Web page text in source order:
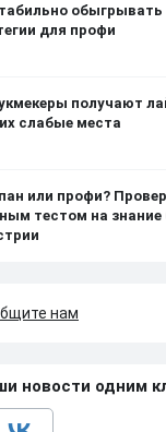
обыгрывать
для профи
получают
их слабые места
или профи?
тестом на знание
нам
новости одним